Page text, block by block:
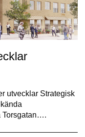
utvecklar Strategisk
Torsgatan….